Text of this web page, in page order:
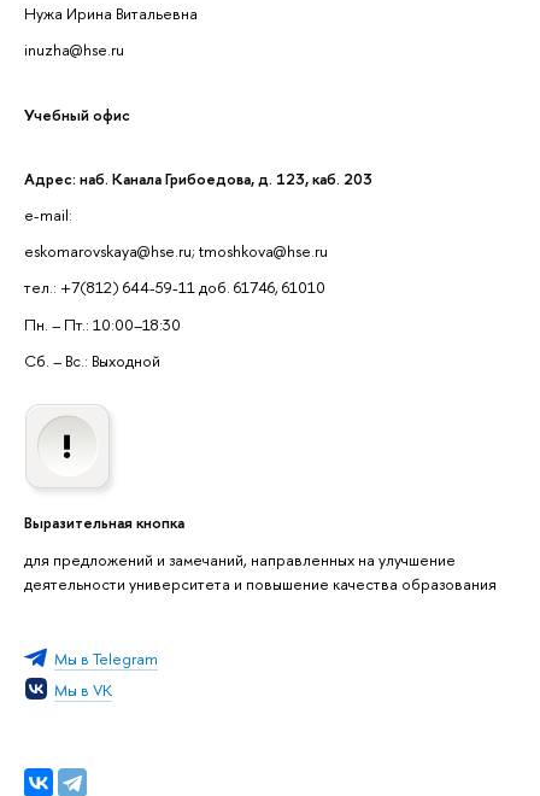
Нужа Ирина Витальевна
inuzha@hse.ru
Учебный офис
Адрес: наб. Канала Грибоедова, д. 123, каб. 203
e-mail:
eskomarovskaya@hse.ru; tmoshkova@hse.ru
тел.: +7(812) 644-59-11 доб. 61746, 61010
Пн. – Пт.: 10:00–18:30
Сб. – Вс.: Выходной
Выразительная кнопка
для предложений и замечаний, направленных на улучшение
деятельности университета и повышение качества образования
Мы в Telegram
Мы в VK